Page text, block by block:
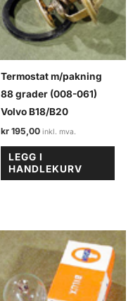
Termostat m/pakning
88 grader (008-061)
Volvo B18/B20
kr 195,00
LEGG I
HANDLEKURV